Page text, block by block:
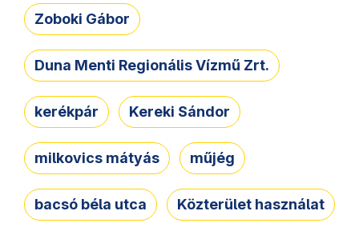
Zoboki Gábor
Duna Menti Regionális Vízmű Zrt.
kerékpár Kereki Sándor
milkovics mátyás műjég
bacsó béla utca Közterület használat